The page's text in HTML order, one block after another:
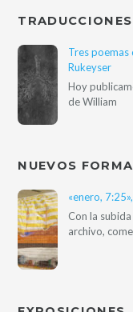
TRADUCCIONES
Tres poemas
Rukeyser
Hoy
de William
NUEVOS
«enero,
Con la
archivo,